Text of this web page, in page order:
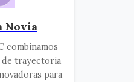
Novia
combinamos
de trayectoria
para